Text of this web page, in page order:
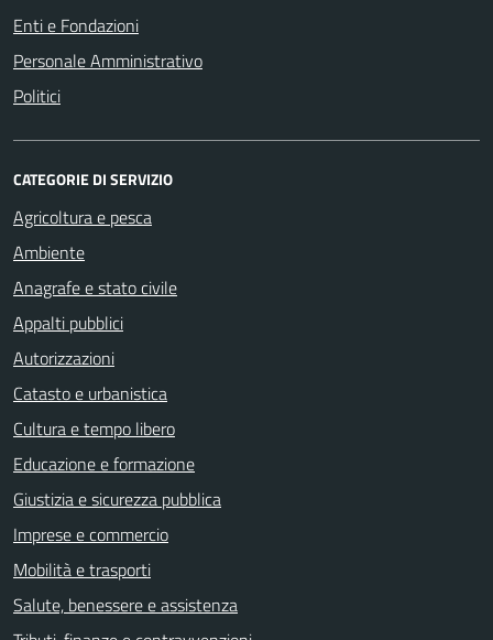
Enti e Fondazioni
Personale Amministrativo
Politici
CATEGORIE DI SERVIZIO
Agricoltura e pesca
Ambiente
Anagrafe e stato civile
Appalti pubblici
Autorizzazioni
Catasto e urbanistica
Cultura e tempo libero
Educazione e formazione
Giustizia e sicurezza pubblica
Imprese e commercio
Mobilità e trasporti
Salute, benessere e assistenza